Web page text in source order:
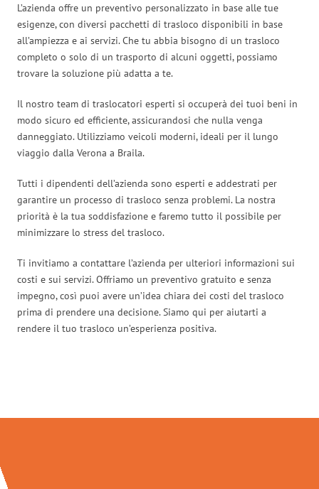
L’azienda offre un preventivo personalizzato in base alle tue
esigenze, con diversi pacchetti di trasloco disponibili in base
all’ampiezza e ai servizi. Che tu abbia bisogno di un trasloco
completo o solo di un trasporto di alcuni oggetti, possiamo
trovare la soluzione più adatta a te.
Il nostro team di traslocatori esperti si occuperà dei tuoi beni in
modo sicuro ed efficiente, assicurandosi che nulla venga
danneggiato. Utilizziamo veicoli moderni, ideali per il lungo
viaggio dalla Verona a Braila.
Tutti i dipendenti dell’azienda sono esperti e addestrati per
garantire un processo di trasloco senza problemi. La nostra
priorità è la tua soddisfazione e faremo tutto il possibile per
minimizzare lo stress del trasloco.
Ti invitiamo a contattare l’azienda per ulteriori informazioni sui
costi e sui servizi. Offriamo un preventivo gratuito e senza
impegno, così puoi avere un’idea chiara dei costi del trasloco
prima di prendere una decisione. Siamo qui per aiutarti a
rendere il tuo trasloco un’esperienza positiva.